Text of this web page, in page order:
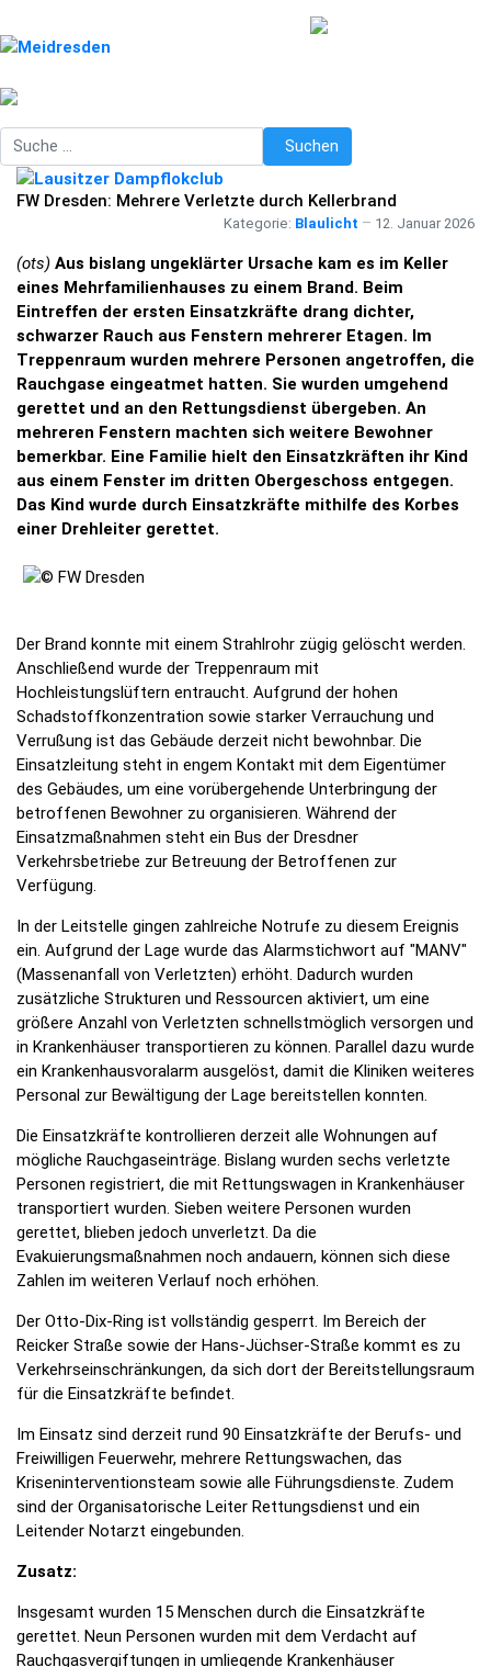
Suchen Suchen
FW Dresden: Mehrere Verletzte durch Kellerbrand
Kategorie: Blaulicht 12. Januar 2026
(ots) Aus bislang ungeklärter Ursache kam es im Keller
eines Mehrfamilienhauses zu einem Brand. Beim
Eintreffen der ersten Einsatzkräfte drang dichter,
schwarzer Rauch aus Fenstern mehrerer Etagen. Im
Treppenraum wurden mehrere Personen angetroffen, die
Rauchgase eingeatmet hatten. Sie wurden umgehend
gerettet und an den Rettungsdienst übergeben. An
mehreren Fenstern machten sich weitere Bewohner
bemerkbar. Eine Familie hielt den Einsatzkräften ihr Kind
aus einem Fenster im dritten Obergeschoss entgegen.
Das Kind wurde durch Einsatzkräfte mithilfe des Korbes
einer Drehleiter gerettet.
Der Brand konnte mit einem Strahlrohr zügig gelöscht werden.
Anschließend wurde der Treppenraum mit
Hochleistungslüftern entraucht. Aufgrund der hohen
Schadstoffkonzentration sowie starker Verrauchung und
Verrußung ist das Gebäude derzeit nicht bewohnbar. Die
Einsatzleitung steht in engem Kontakt mit dem Eigentümer
des Gebäudes, um eine vorübergehende Unterbringung der
betroffenen Bewohner zu organisieren. Während der
Einsatzmaßnahmen steht ein Bus der Dresdner
Verkehrsbetriebe zur Betreuung der Betroffenen zur
Verfügung.
In der Leitstelle gingen zahlreiche Notrufe zu diesem Ereignis
ein. Aufgrund der Lage wurde das Alarmstichwort auf "MANV"
(Massenanfall von Verletzten) erhöht. Dadurch wurden
zusätzliche Strukturen und Ressourcen aktiviert, um eine
größere Anzahl von Verletzten schnellstmöglich versorgen und
in Krankenhäuser transportieren zu können. Parallel dazu wurde
ein Krankenhausvoralarm ausgelöst, damit die Kliniken weiteres
Personal zur Bewältigung der Lage bereitstellen konnten.
Die Einsatzkräfte kontrollieren derzeit alle Wohnungen auf
mögliche Rauchgaseinträge. Bislang wurden sechs verletzte
Personen registriert, die mit Rettungswagen in Krankenhäuser
transportiert wurden. Sieben weitere Personen wurden
gerettet, blieben jedoch unverletzt. Da die
Evakuierungsmaßnahmen noch andauern, können sich diese
Zahlen im weiteren Verlauf noch erhöhen.
Der Otto-Dix-Ring ist vollständig gesperrt. Im Bereich der
Reicker Straße sowie der Hans-Jüchser-Straße kommt es zu
Verkehrseinschränkungen, da sich dort der Bereitstellungsraum
für die Einsatzkräfte befindet.
Im Einsatz sind derzeit rund 90 Einsatzkräfte der Berufs- und
Freiwilligen Feuerwehr, mehrere Rettungswachen, das
Kriseninterventionsteam sowie alle Führungsdienste. Zudem
sind der Organisatorische Leiter Rettungsdienst und ein
Leitender Notarzt eingebunden.
Zusatz:
Insgesamt wurden 15 Menschen durch die Einsatzkräfte
gerettet. Neun Personen wurden mit dem Verdacht auf
Rauchgasvergiftungen in umliegende Krankenhäuser